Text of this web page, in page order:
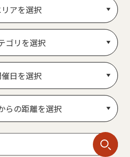
アを選択
ゴリを選択
日を選択
らの距離を選択